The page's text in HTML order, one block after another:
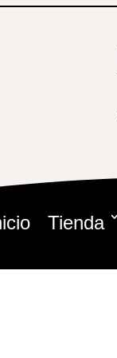
Tienda